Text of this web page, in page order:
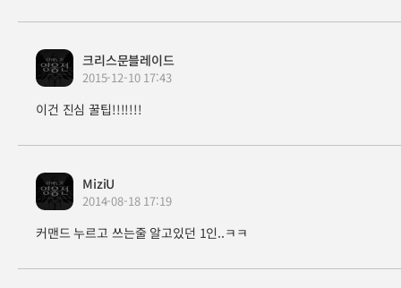
크리스문블레이드
2015-12-10 17:43
이건 진심 꿀팁!!!!!!!
MiziU
2014-08-18 17:19
커맨드 누르고 쓰는줄 알고있던 1인..ㅋㅋ